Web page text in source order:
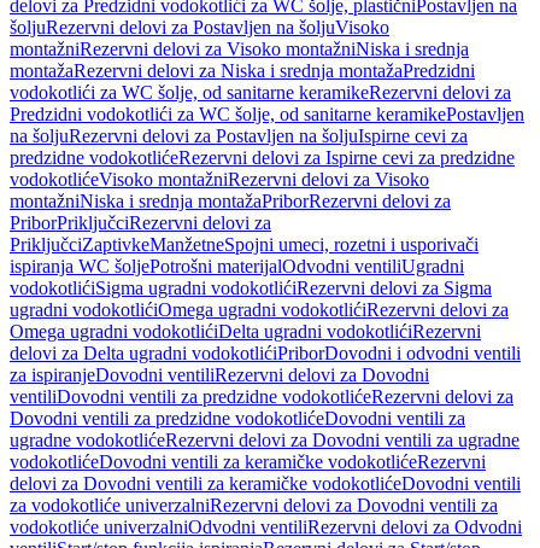
delovi za Predzidni vodokotlići za WC šolje, plastičniPostavljen na
šoljuRezervni delovi za Postavljen na šoljuVisoko
montažniRezervni delovi za Visoko montažniNiska i srednja
montažaRezervni delovi za Niska i srednja montažaPredzidni
vodokotlići za WC šolje, od sanitarne keramikeRezervni delovi za
Predzidni vodokotlići za WC šolje, od sanitarne keramikePostavljen
na šoljuRezervni delovi za Postavljen na šoljuIspirne cevi za
predzidne vodokotlićeRezervni delovi za Ispirne cevi za predzidne
vodokotlićeVisoko montažniRezervni delovi za Visoko
montažniNiska i srednja montažaPriborRezervni delovi za
PriborPriključciRezervni delovi za
PriključciZaptivkeManžetneSpojni umeci, rozetni i usporivači
ispiranja WC šoljePotrošni materijalOdvodni ventiliUgradni
vodokotlićiSigma ugradni vodokotlićiRezervni delovi za Sigma
ugradni vodokotlićiOmega ugradni vodokotlićiRezervni delovi za
Omega ugradni vodokotlićiDelta ugradni vodokotlićiRezervni
delovi za Delta ugradni vodokotlićiPriborDovodni i odvodni ventili
za ispiranjeDovodni ventiliRezervni delovi za Dovodni
ventiliDovodni ventili za predzidne vodokotlićeRezervni delovi za
Dovodni ventili za predzidne vodokotlićeDovodni ventili za
ugradne vodokotlićeRezervni delovi za Dovodni ventili za ugradne
vodokotlićeDovodni ventili za keramičke vodokotlićeRezervni
delovi za Dovodni ventili za keramičke vodokotlićeDovodni ventili
za vodokotliće univerzalniRezervni delovi za Dovodni ventili za
vodokotliće univerzalniOdvodni ventiliRezervni delovi za Odvodni